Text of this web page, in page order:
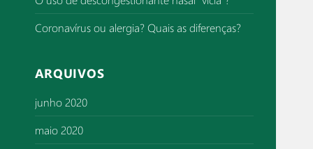
r
:Coronavírus ou alergia? Quais as diferenças?
ARQUIVOS
junho 2020
maio 2020